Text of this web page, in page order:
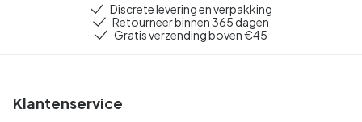
Discrete levering en verpakking
Retourneer binnen 365 dagen
Gratis verzending boven €45
Klantenservice